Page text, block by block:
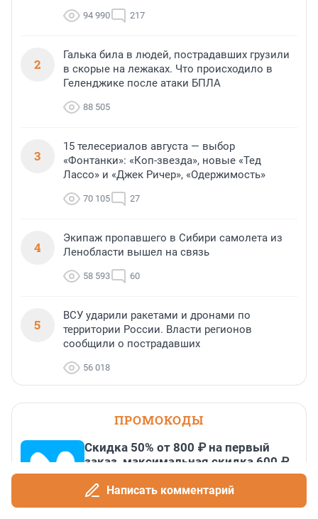
94 990 217
2
Галька била в людей, пострадавших грузили
в скорые на лежаках. Что происходило в
Геленджике после атаки БПЛА
88 505
3
15 телесериалов августа — выбор
«Фонтанки»: «Коп-звезда», новые «Тед
Лассо» и «Джек Ричер», «Одержимость»
70 105 27
4
Экипаж пропавшего в Сибири самолета из
Ленобласти вышел на связь
58 593 60
5
ВСУ ударили ракетами и дронами по
территории России. Власти регионов
сообщили о пострадавших
56 018
ПРОМОКОДЫ
Скидка 50% от 800 ₽ на первый
заказ, максимальная скидка 600 ₽
Скидка 10% на ВО и СПО в первый
Написать комментарий